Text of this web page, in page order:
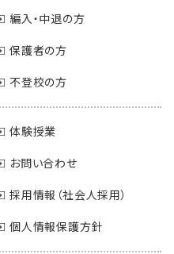
編入・中退の方
保護者の方
不登校の方
体験授業
お問い合わせ
採用情報（社会人採用）
個人情報保護方針